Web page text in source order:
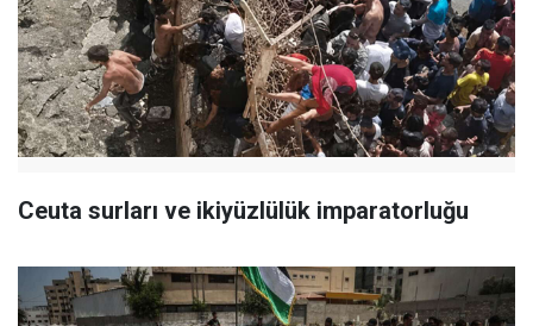
Ceuta surları ve ikiyüzlülük imparatorluğu